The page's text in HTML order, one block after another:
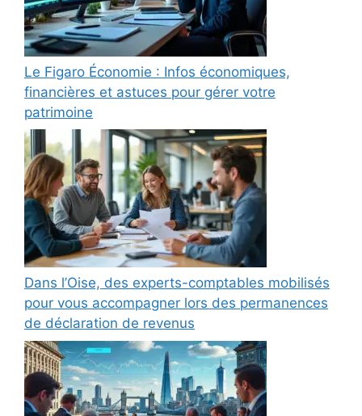
Le Figaro Économie : Infos économiques,
financières et astuces pour gérer votre
patrimoine
Dans l’Oise, des experts-comptables mobilisés
pour vous accompagner lors des permanences
de déclaration de revenus